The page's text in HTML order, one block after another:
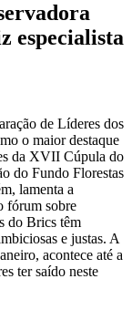
especialista
de Líderes dos
o maior destaque
da XVII Cúpula do
do Fundo Florestas
lamenta a
fórum sobre
do Brics têm
e justas. A
acontece até a
ter saído neste